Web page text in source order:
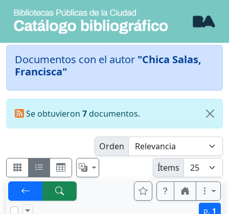
Documentos con el autor "Chica Salas,
Francisca"
Se obtuvieron 7documentos.
Orden
Ítems
p. 1